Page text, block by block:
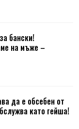
бански!
на мъже –
да е обсебен от
като гейша!